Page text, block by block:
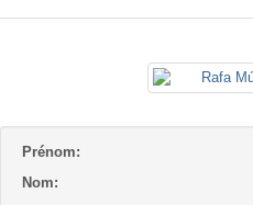
Prénom:
Nom: